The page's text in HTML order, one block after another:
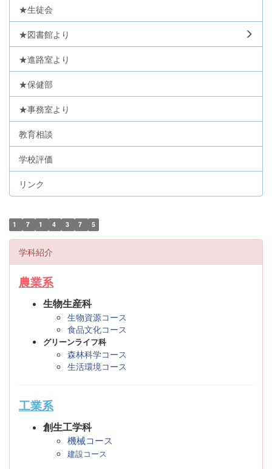
★生徒会
★図書館より
★進路室より
★保健部
★事務室より
教育相談
学校評価
リンク
1 7 1 4 3 7 5
学科紹介
農業系
生物生産科
生物資源コース
食品文化コース
グリーンライフ科
森林科学コース
生活環境コース
工業系
創生工学科
機械コース
建設コース